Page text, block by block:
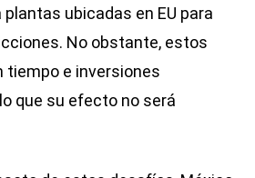
ubicadas en EU para
No obstante, estos
tiempo e inversiones
que su efecto no será